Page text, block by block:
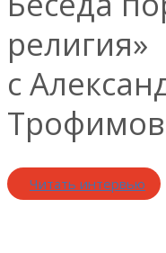
религия»
с
Читать интервью